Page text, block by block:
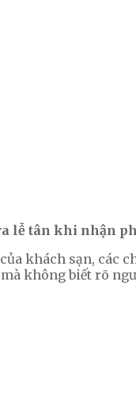
lễ tân khi nhận
khách sạn, các
không biết rõ